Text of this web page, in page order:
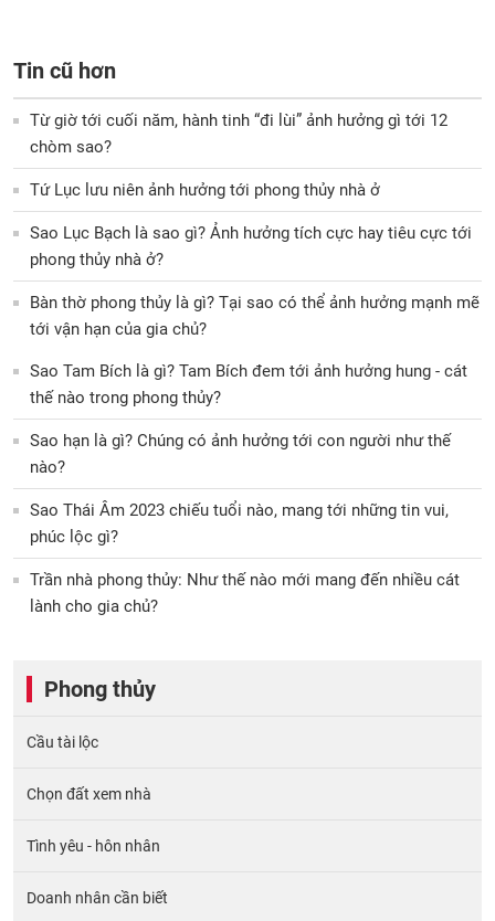
Tin cũ hơn
Từ giờ tới cuối năm, hành tinh “đi lùi” ảnh hưởng gì tới 12
chòm sao?
Tứ Lục lưu niên ảnh hưởng tới phong thủy nhà ở
Sao Lục Bạch là sao gì? Ảnh hưởng tích cực hay tiêu cực tới
phong thủy nhà ở?
Bàn thờ phong thủy là gì? Tại sao có thể ảnh hưởng mạnh mẽ
tới vận hạn của gia chủ?
Sao Tam Bích là gì? Tam Bích đem tới ảnh hưởng hung - cát
thế nào trong phong thủy?
Sao hạn là gì? Chúng có ảnh hưởng tới con người như thế
nào?
Sao Thái Âm 2023 chiếu tuổi nào, mang tới những tin vui,
phúc lộc gì?
Trần nhà phong thủy: Như thế nào mới mang đến nhiều cát
lành cho gia chủ?
Phong thủy
Cầu tài lộc
Chọn đất xem nhà
Tình yêu - hôn nhân
Doanh nhân cần biết